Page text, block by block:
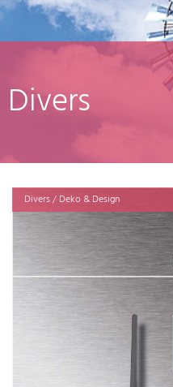
Divers
Divers / Deko & Design